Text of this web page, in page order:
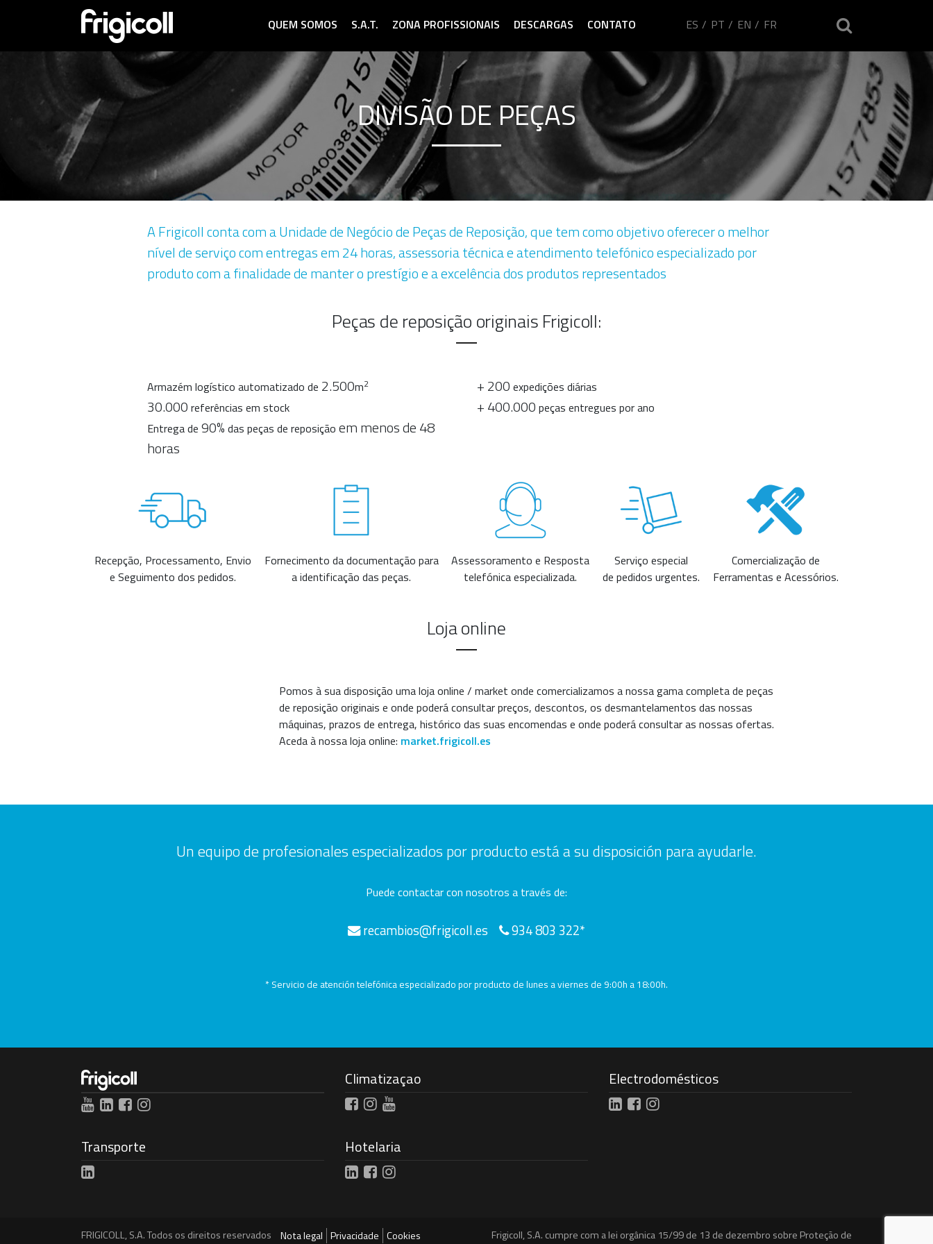
QUEM SOMOS S.A.T. ZONA PROFISSIONAIS DESCARGAS CONTATO ES PT EN FR
DIVISÃO DE PEÇAS
A Frigicoll conta com a Unidade de Negócio de Peças de Reposição, que tem como objetivo oferecer o melhor
nível de serviço com entregas em 24 horas, assessoria técnica e atendimento telefónico especializado por
produto com a finalidade de manter o prestígio e a excelência dos produtos representados
Peças de reposição originais Frigicoll:
Armazém logístico automatizado de 2.500m2
30.000 referências em stock
Entrega de 90% das peças de reposição em menos de 48
horas
+ 200 expedições diárias
+ 400.000 peças entregues por ano
Recepção, Processamento, Envio
e Seguimento dos pedidos.
Fornecimento da documentação para
a identificação das peças.
Assessoramento e Resposta
telefónica especializada.
Serviço especial
de pedidos urgentes.
Comercialização de
Ferramentas e Acessórios.
Loja online
Pomos à sua disposição uma loja online / market onde comercializamos a nossa gama completa de peças
de reposição originais e onde poderá consultar preços, descontos, os desmantelamentos das nossas
máquinas, prazos de entrega, histórico das suas encomendas e onde poderá consultar as nossas ofertas.
Aceda à nossa loja online: market.frigicoll.es
Un equipo de profesionales especializados por producto está a su disposición para ayudarle.
Puede contactar con nosotros a través de:
recambios@frigicoll.es 934 803 322*
* Servicio de atención telefónica especializado por producto de lunes a viernes de 9:00h a 18:00h.
Climatizaçao Electrodomésticos
Transporte Hotelaria
FRIGICOLL, S.A. Todos os direitos reservados Nota legal Privacidade Cookies
Frigicoll, S.A. cumpre com a lei orgânica 15/99 de 13 de dezembro sobre Proteção de